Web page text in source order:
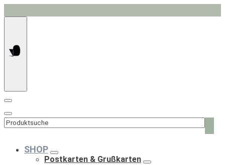
Inhalt
nach:
SHOP
Postkarten & Grußkarten